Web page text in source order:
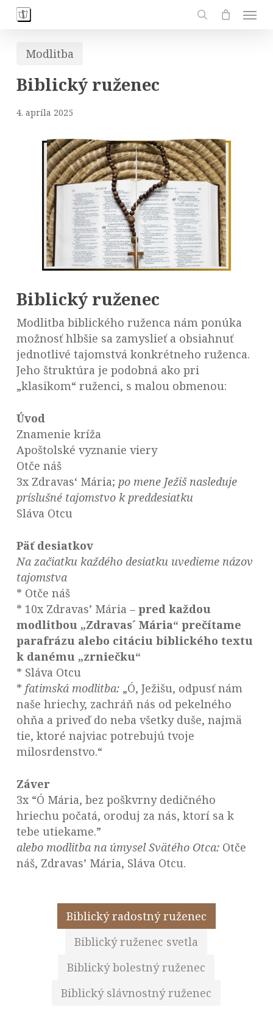
Skip
contentModlitba
Biblický ruženec
4. apríla 2025
Biblický ruženec
Modlitba biblického ruženca nám ponúka
možnosť hlbšie sa zamyslieť a obsiahnuť
jednotlivé tajomstvá konkrétneho ruženca.
Jeho štruktúra je podobná ako pri
„klasikom“ ruženci, s malou obmenou:
Úvod
Znamenie kríža
Apoštolské vyznanie viery
Otče náš
3x Zdravas‘ Mária; po mene Ježiš nasleduje
príslušné tajomstvo k preddesiatku
Sláva Otcu
Päť desiatkov
Na začiatku každého desiatku uvedieme názov
tajomstva
* Otče náš
* 10x Zdravas’ Mária – pred každou
modlitbou „Zdravas´ Mária“ prečítame
parafrázu alebo citáciu biblického textu
k danému „zrniečku“
* Sláva Otcu
* fatimská modlitba:„Ó, Ježišu, odpusť nám
naše hriechy, zachráň nás od pekelného
ohňa a priveď do neba všetky duše, najmä
tie, ktoré najviac potrebujú tvoje
milosrdenstvo.“
Záver
3x “Ó Mária, bez poškvrny dedičného
hriechu počatá, oroduj za nás, ktorí sa k
tebe utiekame.”
alebo modlitba na úmysel Svätého Otca:Otče
náš, Zdravas’ Mária, Sláva Otcu.
Biblický radostný ruženec
Biblický ruženec svetla
Biblický bolestný ruženec
Biblický slávnostný ruženec